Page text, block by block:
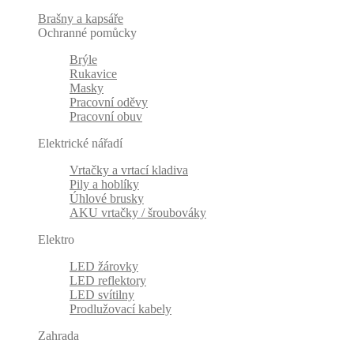
Brašny a kapsáře
Ochranné pomůcky
Brýle
Rukavice
Masky
Pracovní oděvy
Pracovní obuv
Elektrické nářadí
Vrtačky a vrtací kladiva
Pily a hoblíky
Úhlové brusky
AKU vrtačky / šroubováky
Elektro
LED žárovky
LED reflektory
LED svítilny
Prodlužovací kabely
Zahrada